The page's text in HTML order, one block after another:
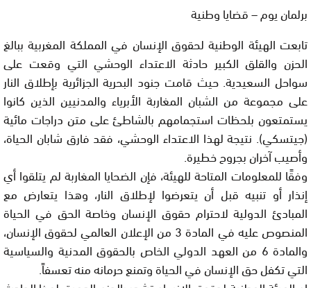
برلمان يوم – قضايا وطنية
تابعت الهيئة الوطنية لحقوق الإنسان في المملكة المغربية ببالغ
الحزن والقلق الكبير حادثة الاعتداء الوحشي التي وقعت على
سواحل السعيدية. حيث قامت جنود البحرية الجزائرية بإطلاق النار
على مجموعة من الشبان المغاربة الأبرياء والمدنيين الذين كانوا
يستمتعون بلحظات استجمامهم بالشاطئ على متن دراجات مائية
(جيتسكي). نتيجة لهذا الاعتداء الوحشي، فقد فارق شابان الحياة،
وأصيب آخران بجروح خطيرة.
وفقًا للمعلومات المتاحة للهيئة، فإن الضحايا المغاربة لم يتلقوا أي
إنذار أو تنبيه قبل أن يتعرضوا لإطلاق النار، وهذا يتعارض مع
المبادئ الدولية لاحترام حقوق الإنسان وخاصة الحق في الحياة
المنصوص عليه في المادة 3 من الإعلان العالمي لحقوق الإنسان،
والمادة 6 من العهد الدولي الخاص بالحقوق المدنية والسياسية
التي تكفل حق الإنسان في الحياة وتمنع حرمانه منه تعسفاً.